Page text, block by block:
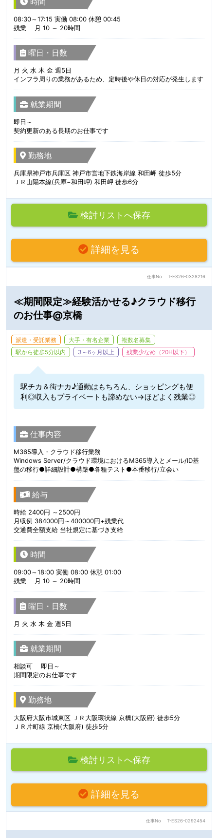
08:30～17:15 実働 08:00 休憩 00:45
残業 月 10 ～ 20時間
曜日・日数
月 火 水 木 金 週5日
インフラ周りの業務があるため、定時後や休日の対応が発生します
就業期間
即日～
契約更新のある長期のお仕事です
勤務地
兵庫県神戸市兵庫区 神戸市営地下鉄海岸線 和田岬 徒歩5分
ＪＲ山陽本線(兵庫−和田岬) 和田岬 徒歩6分
検討リストへ保存
詳細を見る
仕事No T-ES26-0328216
≪期間限定≫経験活かせる♪クラウド移行
のお仕事@京橋
派遣・受託業務 大手・有名企業
複数名募集
駅から徒歩5分以内
3～6ヶ月以上 残業少なめ（20H以下）
駅チカ＆街ナカ♪通勤はもちろん、ショッピングも便
利◎収入もプライベートも諦めない→ほどよく残業◎
仕事内容
M365導入・クラウド移行業務
Windows Server/クラウド環境におけるM365導入とメール/ID基
盤の移行●詳細設計●構築●各種テスト●本番移行/立会い
給与
時給 2400円 ～2500円
月収例 384000円～400000円+残業代
交通費全額支給 当社規定に基づき支給
時間
09:00～18:00 実働 08:00 休憩 01:00
残業 月 10 ～ 20時間
曜日・日数
月 火 水 木 金 週5日
就業期間
相談可 即日～
期間限定のお仕事です
勤務地
大阪府大阪市城東区 ＪＲ大阪環状線 京橋(大阪府) 徒歩5分
ＪＲ片町線 京橋(大阪府) 徒歩5分
検討リストへ保存
詳細を見る
仕事No T-ES26-0292454